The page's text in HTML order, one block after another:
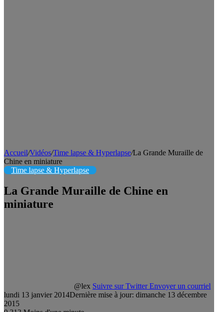
Accueil/Vidéos/Time lapse & Hyperlapse/La Grande Muraille de
Chine en miniature
Time lapse & Hyperlapse
La Grande Muraille de Chine en
miniature
@lex Suivre sur Twitter Envoyer un courriel
lundi 13 janvier 2014Dernière mise à jour: dimanche 13 décembre
2015